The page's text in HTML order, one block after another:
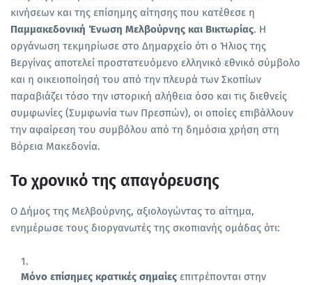
κινήσεων και της επίσημης αίτησης που κατέθεσε η
Παμμακεδονική Ένωση Μελβούρνης και Βικτωρίας. Η
οργάνωση τεκμηρίωσε στο Δημαρχείο ότι ο Ήλιος της
Βεργίνας αποτελεί προστατευόμενο ελληνικό εθνικό σύμβολο
και η οικειοποίησή του από την πλευρά των Σκοπίων
παραβιάζει τόσο την ιστορική αλήθεια όσο και τις διεθνείς
συμφωνίες (Συμφωνία των Πρεσπών), οι οποίες επιβάλλουν
την αφαίρεση του συμβόλου από τη δημόσια χρήση στη
Βόρεια Μακεδονία.
Το χρονικό της απαγόρευσης
Ο Δήμος της Μελβούρνης, αξιολογώντας το αίτημα,
ενημέρωσε τους διοργανωτές της σκοπιανής ομάδας ότι:
Μόνο επίσημες κρατικές σημαίες επιτρέπονται στην